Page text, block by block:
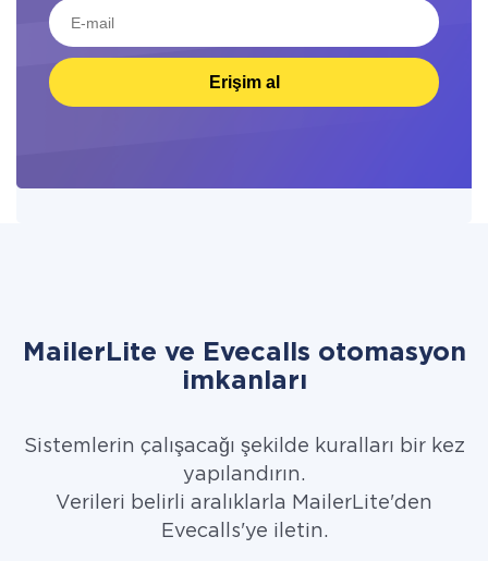
Erişim al
MailerLite ve Evecalls otomasyon
imkanları
Sistemlerin çalışacağı şekilde kuralları bir kez
yapılandırın.
Verileri belirli aralıklarla MailerLite'den
Evecalls'ye iletin.